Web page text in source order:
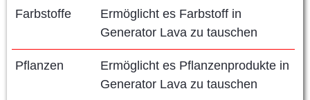
Farbstoffe
Ermöglicht es Farbstoff in
Generator Lava zu tauschen
Pflanzen
Ermöglicht es Pflanzenprodukte in
Generator Lava zu tauschen